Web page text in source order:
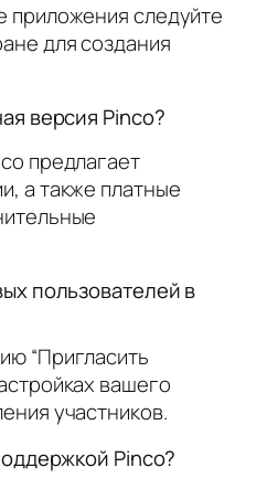
приложения следуйте
для создания
версия Pinco?
предлагает
а также платные
пользователей в
“Пригласить
вашего
участников.
Pinco?